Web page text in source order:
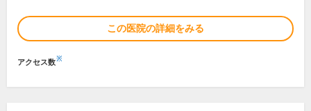
この医院の詳細をみる
アクセス数※